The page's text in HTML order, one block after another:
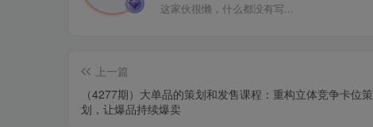
这家伙很懒，什么都没有写...
上一篇
（4277期）大单品的策划和发售课程：重构立体竞争卡位策
划，让爆品持续爆卖